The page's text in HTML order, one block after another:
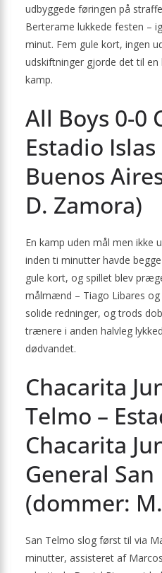
udbyggede føringen på
Berterame lukkede festen –
minut. Fem gule kort, ingen
udskiftninger gjorde det til
kamp.
All Boys 0-0
Estadio
Buenos
D. Zamora)
En kamp uden mål men ikke
inden ti minutter havde
gule kort, og spillet blev
målmænd – Tiago Libares og
solide redninger, og trods
trænere i anden halvleg
dødvandet.
Chacarita
Telmo –
Chacarita
General
(dommer:
San Telmo slog først til via
minutter, assisteret af